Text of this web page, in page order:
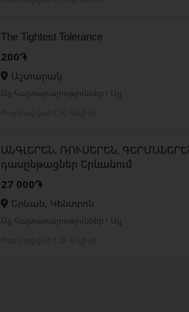
The Tightest Tolerance
200֏
Աշտարակ
Այլ հայտարարություններ › Այլ
ԱՆԳԼԵՐԵՆ, ՌՈՒՍԵՐԵՆ,
դասընթացներ Երևանում
27 000֏
Երևան, Կենտրոն
Այլ հայտարարություններ › Այլ